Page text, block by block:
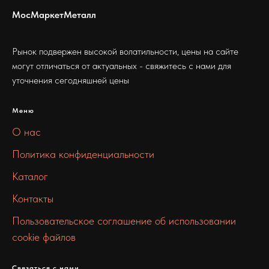
МосМаркетМеталл
Рынок подвержен высокой волатильности, цены на сайте
могут отличаться от актуальных - свяжитесь с нами для
уточнения сегодняшней цены
Меню
О нас
Политика конфиденциальности
Каталог
Контакты
Пользовательское соглашение об использовании
cookie файлов